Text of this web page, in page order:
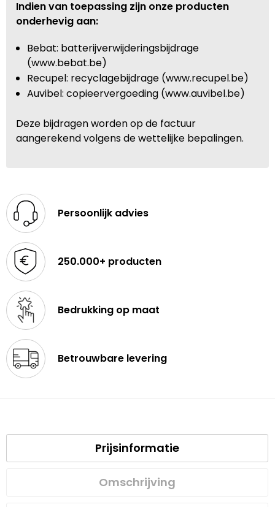
Indien van toepassing zijn onze producten
onderhevig aan:
Bebat: batterijverwijderingsbijdrage
(www.bebat.be)
Recupel: recyclagebijdrage (www.recupel.be)
Auvibel: copieervergoeding (www.auvibel.be)
Deze bijdragen worden op de factuur
aangerekend volgens de wettelijke bepalingen.
Persoonlijk advies
250.000+ producten
Bedrukking op maat
Betrouwbare levering
Prijsinformatie
Omschrijving